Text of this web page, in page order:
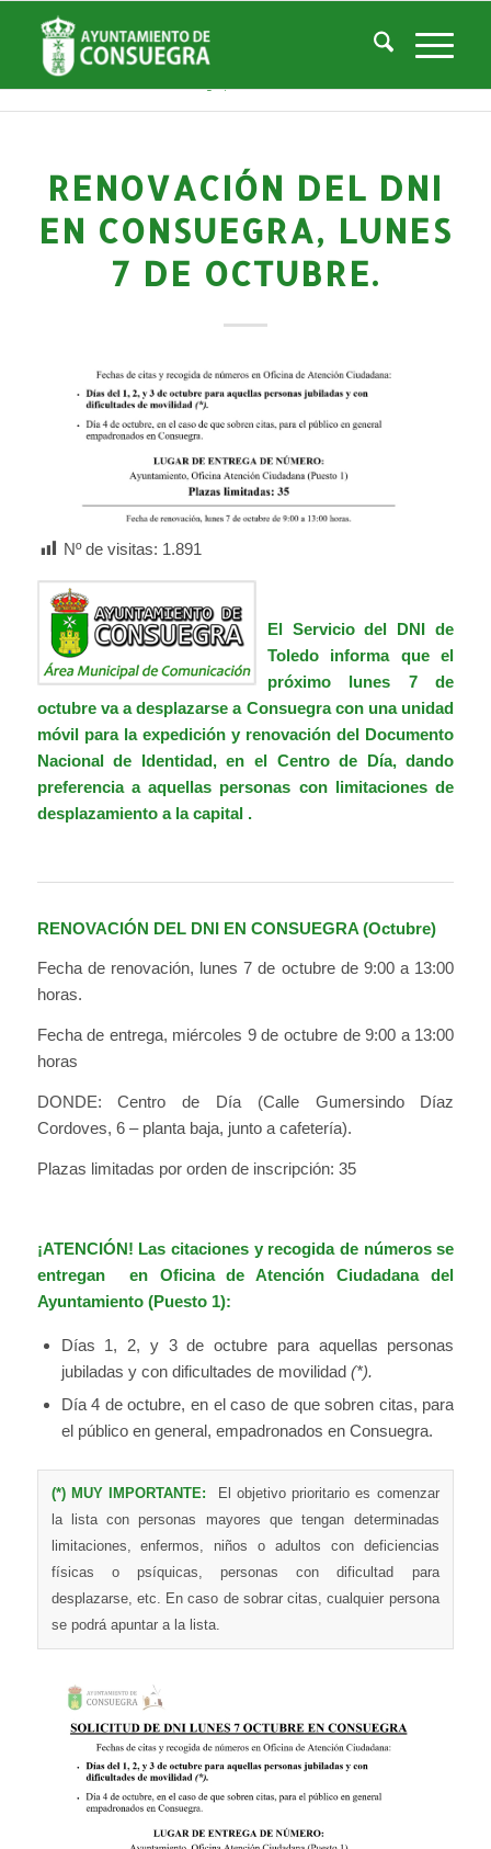
Noticias
Usted está aquí: Inicio / Noticias
Empleo y Desarrollo
/ Noticias Empresas y Desarrollo Local
RENOVACIÓN DEL DNI
EN CONSUEGRA, LUNES
7 DE OCTUBRE.
Nº de visitas: 1.891
El Servicio del DNI de
Toledo informa que el
próximo lunes 7 de
octubre va a desplazarse a Consuegra con una unidad
móvil para la expedición y renovación del Documento
Nacional de Identidad, en el Centro de Día, dando
preferencia a aquellas personas con limitaciones de
desplazamiento a la capital .
RENOVACIÓN DEL DNI EN CONSUEGRA (Octubre)
Fecha de renovación, lunes 7 de octubre de 9:00 a 13:00
horas.
Fecha de entrega, miércoles 9 de octubre de 9:00 a 13:00
horas
DONDE: Centro de Día (Calle Gumersindo Díaz
Cordoves, 6 – planta baja, junto a cafetería).
Plazas limitadas por orden de inscripción: 35
¡ATENCIÓN! Las citaciones y recogida de números se
entregan en Oficina de Atención Ciudadana del
Ayuntamiento (Puesto 1):
Días 1, 2, y 3 de octubre para aquellas personas
jubiladas y con dificultades de movilidad(*).
Día 4 de octubre, en el caso de que sobren citas, para
el público en general, empadronados en Consuegra.
(*) MUY IMPORTANTE: El objetivo prioritario es comenzar
la lista con personas mayores que tengan determinadas
limitaciones, enfermos, niños o adultos con deficiencias
físicas o psíquicas, personas con dificultad para
desplazarse, etc. En caso de sobrar citas, cualquier persona
se podrá apuntar a la lista.